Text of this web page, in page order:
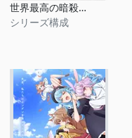
世界最高の暗殺者、異世界貴族に転生する Season2
シリーズ構成